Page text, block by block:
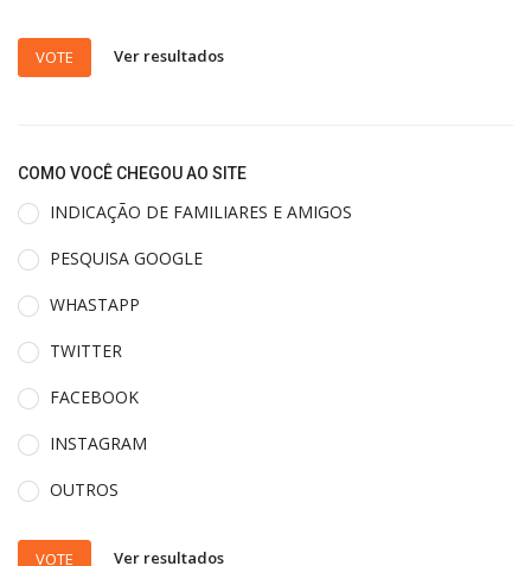
VOTE Ver resultados
COMO VOCÊ CHEGOU AO SITE
INDICAÇÃO DE FAMILIARES E AMIGOS
PESQUISA GOOGLE
WHASTAPP
TWITTER
FACEBOOK
INSTAGRAM
OUTROS
VOTE Ver resultados